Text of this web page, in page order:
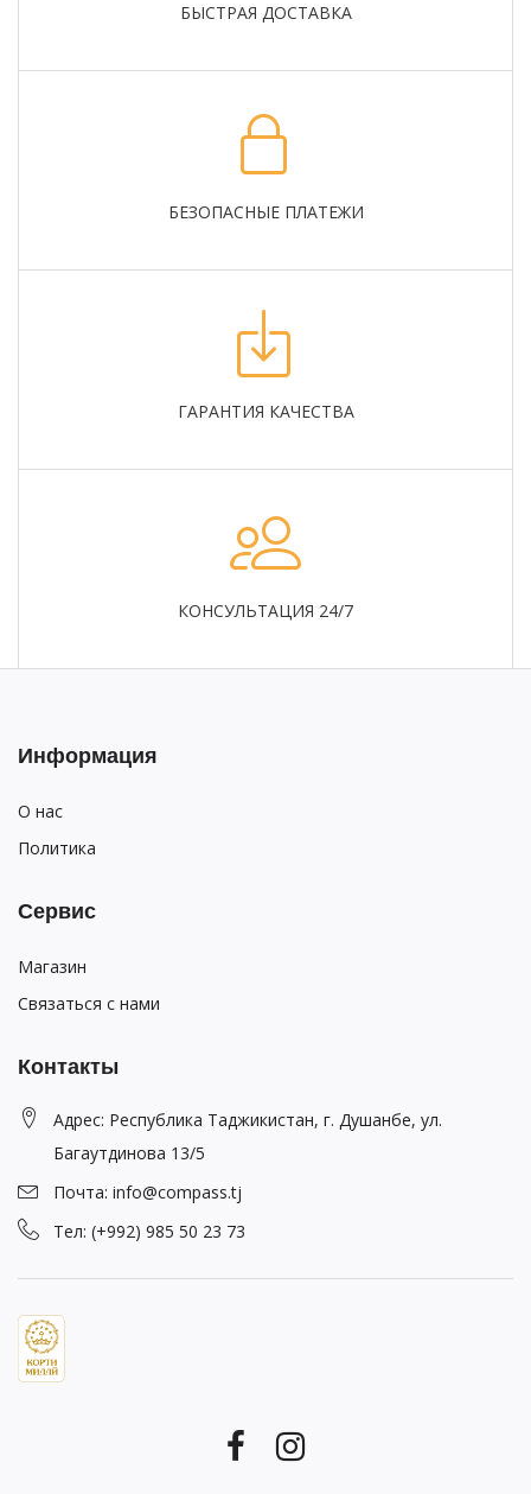
БЫСТРАЯ ДОСТАВКА
БЕЗОПАСНЫЕ ПЛАТЕЖИ
ГАРАНТИЯ КАЧЕСТВА
КОНСУЛЬТАЦИЯ 24/7
Информация
О нас
Политика
Сервис
Магазин
Связаться с нами
Контакты
Адрес: Республика Таджикистан, г. Душанбе, ул.
Багаутдинова 13/5
Почта: info@compass.tj
Тел: (+992) 985 50 23 73